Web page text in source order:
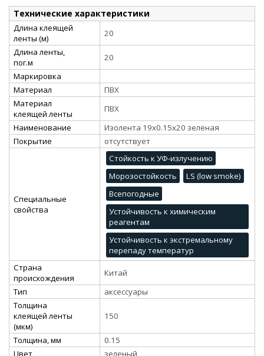
Технические характеристики
Длина клеящей
ленты (м)
20
Длина ленты,
пог.м
20
Маркировка
Материал
ПВХ
Материал
клеящей ленты
ПВХ
Наименование
Изолента 19х0.15х20 зеленая
Покрытие
отсутствует
Специальные
свойства
Стойкость к УФ-излучению
Морозостойкость
LS (low smoke)
Всепогодные
Устойчивость к химическим
реагентам
Устойчивость к экстремальному
перепаду температур
Страна
происхождения
Китай
Тип
аксессуары
Толщина
клеящей ленты
(мкм)
150
Толщина, мм
0.15
Цвет
зеленый